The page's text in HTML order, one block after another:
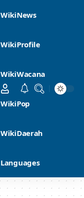
WikiNews
WikiProfile
WikiWacana
WikiPop
WikiDaerah
Languages